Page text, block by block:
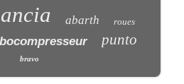
abarth roues
punto
bravo